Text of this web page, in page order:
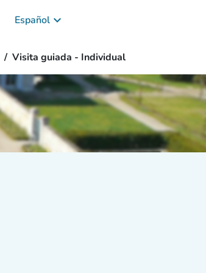
Español keyboard_arrow_down
Visita guiada - Individual